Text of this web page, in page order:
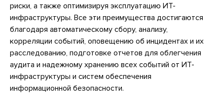
риски, а также оптимизируя эксплуатацию ИТ-
инфраструктуры. Все эти преимущества достигаются
благодаря автоматическому сбору, анализу,
корреляции событий, оповещению об инцидентах и их
расследованию, подготовке отчетов для облегчения
аудита и надежному хранению всех событий от ИТ-
инфраструктуры и систем обеспечения
информационной безопасности.